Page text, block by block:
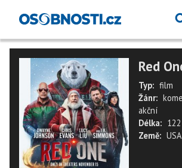
Red
Typ: film
Žánr:
akční
Délka:
Země: